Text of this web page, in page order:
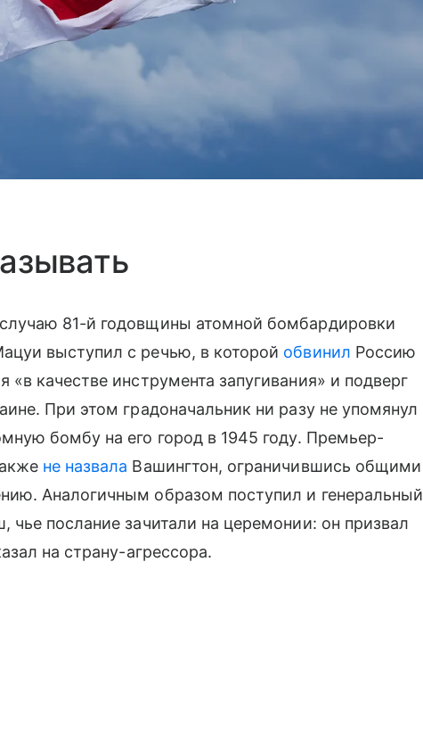
81-й годовщины атомной бомбардировки
выступил с речью, в которой обвинил Россию
качестве инструмента запугивания» и подверг
При этом градоначальник ни разу не упомянул
бомбу на его город в 1945 году. Премьер-
не назвала Вашингтон, ограничившись общими
Аналогичным образом поступил и генеральный
чье послание зачитали на церемонии: он призвал
на страну-агрессора.